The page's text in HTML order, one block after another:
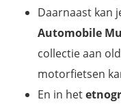
Daarnaast kan
Automobile
collectie aan
motorfietsen
En in het